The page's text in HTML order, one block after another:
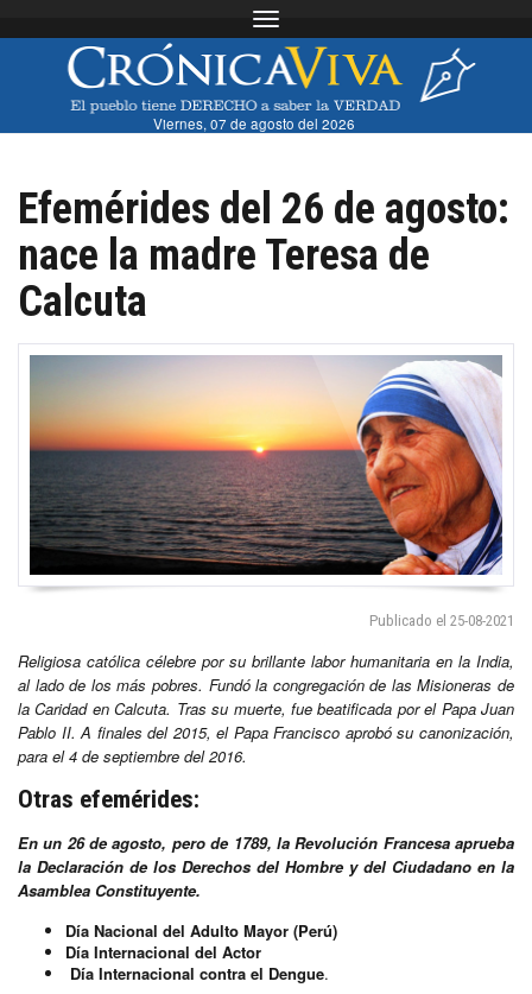
Toggle navigation
Viernes, 07 de agosto del 2026
Efemérides del 26 de agosto:
nace la madre Teresa de
Calcuta
Publicado el 25-08-2021
Religiosa católica célebre por su brillante labor humanitaria en la India,
al lado de los más pobres. Fundó la congregación de las Misioneras de
la Caridad en Calcuta. Tras su muerte, fue beatificada por el Papa Juan
Pablo II. A finales del 2015, el Papa Francisco aprobó su canonización,
para el 4 de septiembre del 2016.
Otras efemérides:
En un 26 de agosto, pero de 1789, la Revolución Francesa aprueba
la Declaración de los Derechos del Hombre y del Ciudadano en la
Asamblea Constituyente.
Día Nacional del Adulto Mayor (Perú)
Día Internacional del Actor
Día Internacional contra el Dengue.